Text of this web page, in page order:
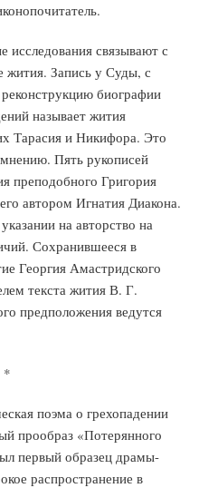
исследования связывают с
жития. Запись у Суды, с
биографии
называет жития
Тарасия и Никифора. Это
Пять рукописей
преподобного Григория
автором Игнатия Диакона.
на авторство на
Сохранившееся в
Георгия Амастридского
текста жития В. Г.
предположения ведутся
*
поэма о грехопадении
прообраз «Потерянного
первый образец драмы-
распространение в